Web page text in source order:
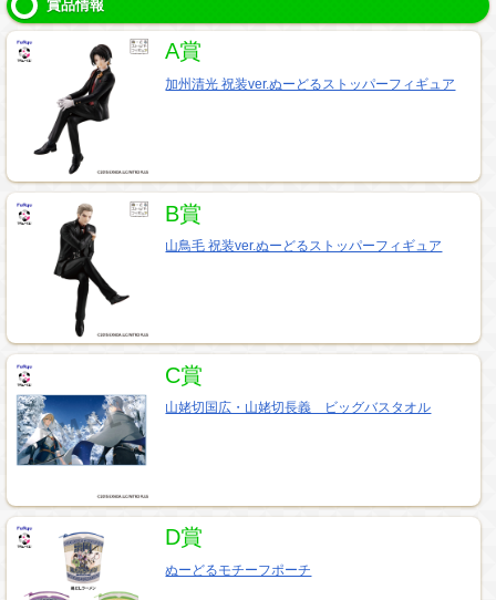
賞品情報
A賞
加州清光 祝装ver.ぬーどるストッパーフィギュア
B賞
山鳥毛 祝装ver.ぬーどるストッパーフィギュア
C賞
山姥切国広・山姥切長義 ビッグバスタオル
D賞
ぬーどるモチーフポーチ